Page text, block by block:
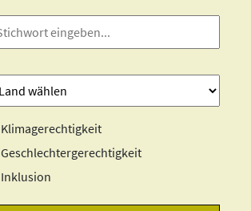
Klimagerechtigkeit
Geschlechtergerechtigkeit
Inklusion